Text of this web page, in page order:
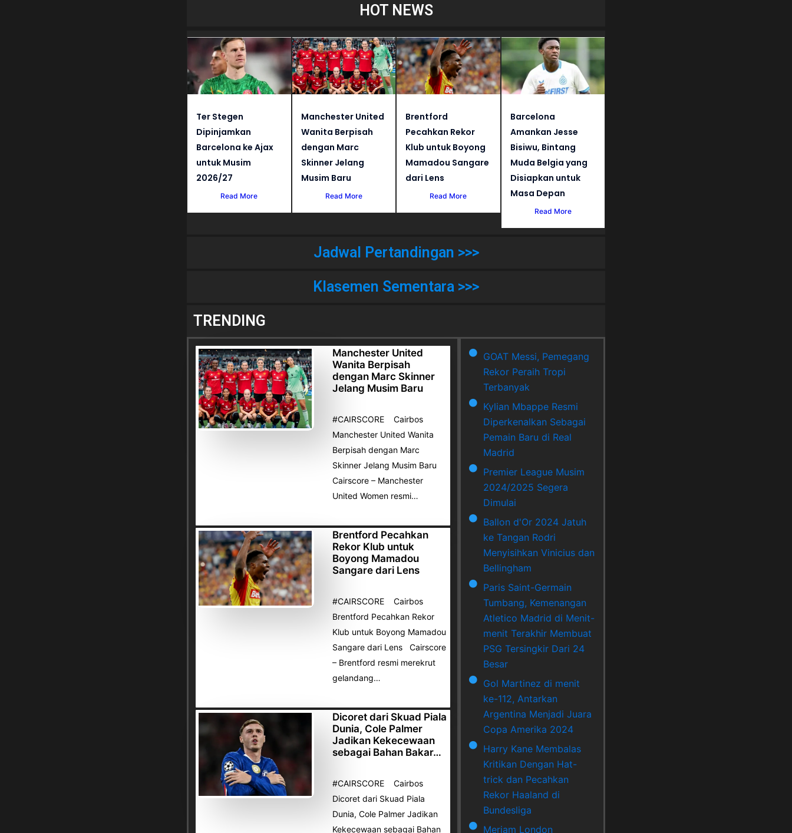
HOT NEWS
Ter Stegen
Dipinjamkan
Barcelona ke Ajax
untuk Musim
2026/27
Read More
Manchester United
Wanita Berpisah
dengan Marc
Skinner Jelang
Musim Baru
Read More
Brentford
Pecahkan Rekor
Klub untuk Boyong
Mamadou Sangare
dari Lens
Read More
Barcelona
Amankan Jesse
Bisiwu, Bintang
Muda Belgia yang
Disiapkan untuk
Masa Depan
Read More
Jadwal Pertandingan >>>
Klasemen Sementara >>>
TRENDING
Manchester United
Wanita Berpisah
dengan Marc Skinner
Jelang Musim Baru
#CAIRSCORE Cairbos
Manchester United Wanita
Berpisah dengan Marc
Skinner Jelang Musim Baru
Cairscore – Manchester
United Women resmi…
Brentford Pecahkan
Rekor Klub untuk
Boyong Mamadou
Sangare dari Lens
#CAIRSCORE Cairbos
Brentford Pecahkan Rekor
Klub untuk Boyong Mamadou
Sangare dari Lens Cairscore
– Brentford resmi merekrut
gelandang…
Dicoret dari Skuad Piala
Dunia, Cole Palmer
Jadikan Kekecewaan
sebagai Bahan Bakar…
#CAIRSCORE Cairbos
Dicoret dari Skuad Piala
Dunia, Cole Palmer Jadikan
Kekecewaan sebagai Bahan
GOAT Messi, Pemegang
Rekor Peraih Tropi
Terbanyak
Kylian Mbappe Resmi
Diperkenalkan Sebagai
Pemain Baru di Real
Madrid
Premier League Musim
2024/2025 Segera
Dimulai
Ballon d'Or 2024 Jatuh
ke Tangan Rodri
Menyisihkan Vinicius dan
Bellingham
Paris Saint-Germain
Tumbang, Kemenangan
Atletico Madrid di Menit-
menit Terakhir Membuat
PSG Tersingkir Dari 24
Besar
Gol Martinez di menit
ke-112, Antarkan
Argentina Menjadi Juara
Copa Amerika 2024
Harry Kane Membalas
Kritikan Dengan Hat-
trick dan Pecahkan
Rekor Haaland di
Bundesliga
Meriam London